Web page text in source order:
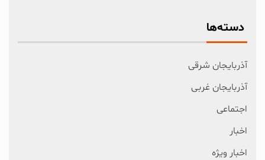
دسته‌ها
آذربایجان شرقی
آذربایجان غربی
اجتماعی
اخبار
اخبار ویژه